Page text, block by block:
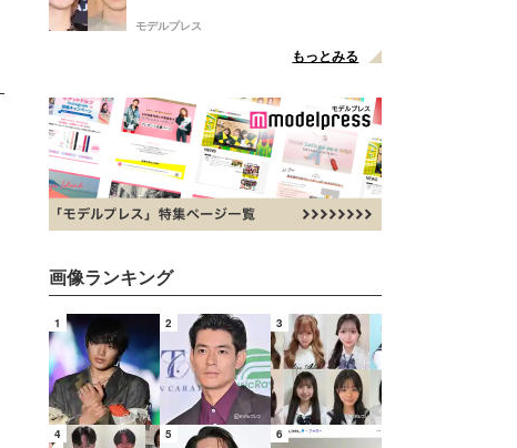
モデルプレス
もっとみる
画像ランキング
1 2 3
4 5 6